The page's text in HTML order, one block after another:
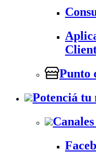
Punto
Potenciá tu